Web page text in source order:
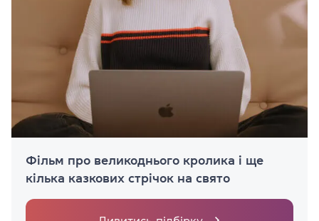
Фільм про великоднього кролика і ще
кілька казкових стрічок на свято